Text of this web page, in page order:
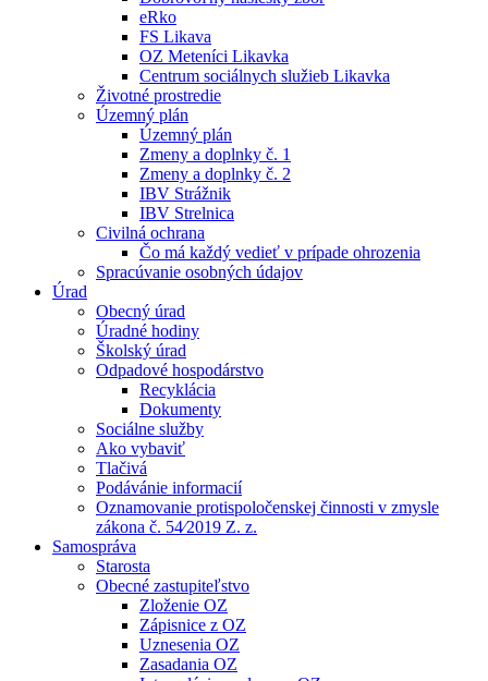
eRko
FS Likava
OZ Meteníci Likavka
Centrum sociálnych služieb Likavka
Životné prostredie
Územný plán
Územný plán
Zmeny a doplnky č. 1
Zmeny a doplnky č. 2
IBV Strážnik
IBV Strelnica
Civilná ochrana
Čo má každý vedieť v prípade ohrozenia
Spracúvanie osobných údajov
Úrad
Obecný úrad
Úradné hodiny
Školský úrad
Odpadové hospodárstvo
Recyklácia
Dokumenty
Sociálne služby
Ako vybaviť
Tlačivá
Podávánie informacií
Oznamovanie protispoločenskej činnosti v zmysle
zákona č. 54⁄2019 Z. z.
Samospráva
Starosta
Obecné zastupiteľstvo
Zloženie OZ
Zápisnice z OZ
Uznesenia OZ
Zasadania OZ